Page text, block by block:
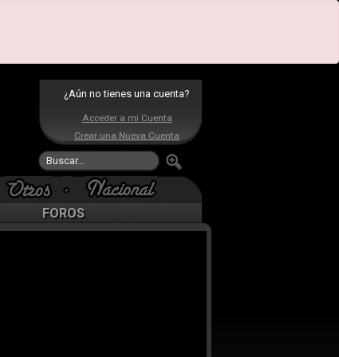
¿Aún no tienes una cuenta?
Acceder a mi Cuenta
Crear una Nueva Cuenta
FOROS